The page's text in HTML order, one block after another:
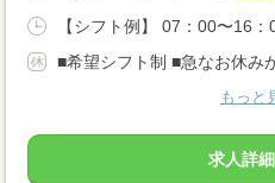
【シフト例】 07：00〜16：
■希望シフト制 ■急なお休み
もっと
求人詳